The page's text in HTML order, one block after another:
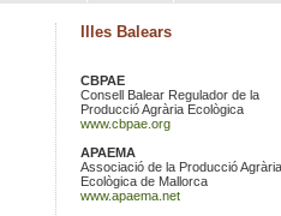
Illes Balears
CBPAE
Consell Balear Regulador de la
Producció Agrària Ecològica
www.cbpae.org
APAEMA
Associació de la Producció Agrària
Ecològica de Mallorca
www.apaema.net